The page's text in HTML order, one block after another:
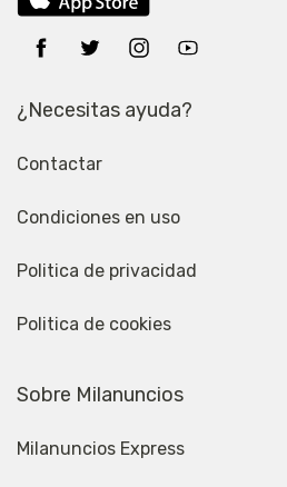
¿Necesitas ayuda?
Contactar
Condiciones en uso
Politica de privacidad
Politica de cookies
Sobre Milanuncios
Milanuncios Express